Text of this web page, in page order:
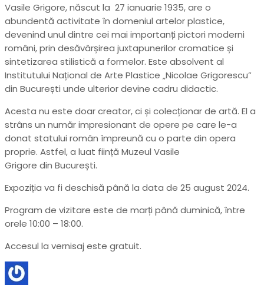
Vasile Grigore, născut la 27 ianuarie 1935, are o
abundentă activitate în domeniul artelor plastice,
devenind unul dintre cei mai importanți pictori moderni
români, prin desăvârșirea juxtapunerilor cromatice și
sintetizarea stilistică a formelor. Este absolvent al
Institutului Național de Arte Plastice „Nicolae Grigorescu”
din București unde ulterior devine cadru didactic.
Acesta nu este doar creator, ci și colecționar de artă. El a
strâns un număr impresionant de opere pe care le-a
donat statului român împreună cu o parte din opera
proprie. Astfel, a luat ființă Muzeul Vasile
Grigore din București.
Expoziția va fi deschisă până la data de 25 august 2024.
Program de vizitare este de marți până duminică, între
orele 10:00 – 18:00.
Accesul la vernisaj este gratuit.